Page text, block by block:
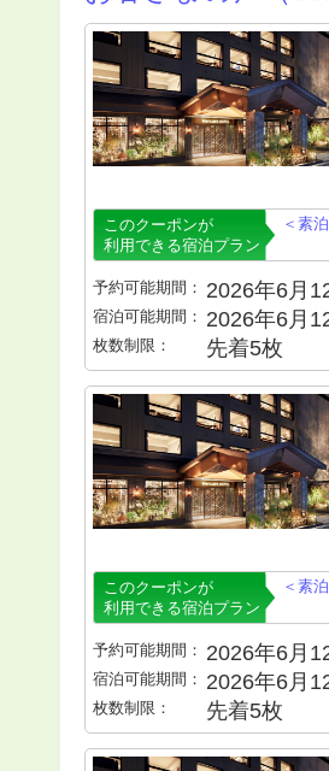
このクーポンが
利用できる宿泊プラン
＜素
予約可能期間： 2026年6月
宿泊可能期間： 2026年6月
枚数制限： 先着5枚
このクーポンが
利用できる宿泊プラン
＜素
予約可能期間： 2026年6月
宿泊可能期間： 2026年6月
枚数制限： 先着5枚